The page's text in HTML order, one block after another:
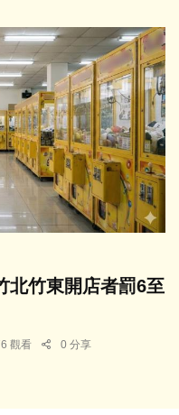
北竹東開店者罰6至
觀看 0 分享